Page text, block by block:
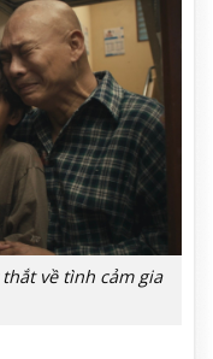
về tình cảm gia